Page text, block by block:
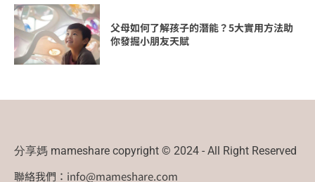
父母如何了解孩子的潛能？5大實用方法助
你發掘小朋友天賦
分享媽 mameshare copyright © 2024 - All Right Reserved
聯絡我們： info@mameshare.com